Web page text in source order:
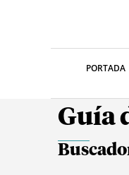
PORTADA
Guía